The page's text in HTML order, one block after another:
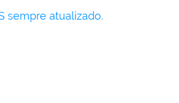
sempre atualizado.